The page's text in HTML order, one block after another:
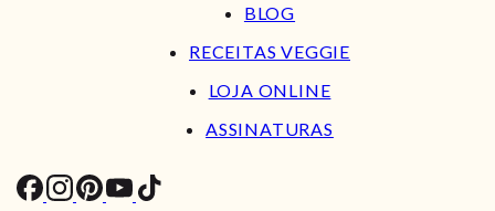
BLOG
RECEITAS VEGGIE
LOJA ONLINE
ASSINATURAS